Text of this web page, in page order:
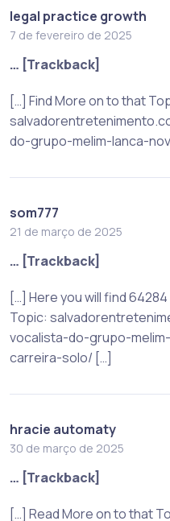
legal practice growth
7 de fevereiro de 2025
… [Trackback]
[…] Find More on to that
do-grupo-melim-lanca-
som777
21 de março de 2025
… [Trackback]
[…] Here you will find
Topic:
vocalista-do-grupo-
carreira-solo/ […]
hracie automaty
30 de março de 2025
… [Trackback]
[…] Read More on to that